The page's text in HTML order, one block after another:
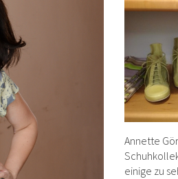
Annette
einige zu